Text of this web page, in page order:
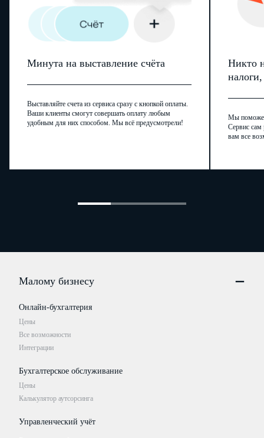
Минута на выставление счёта
Выставляйте счета из сервиса сразу с кнопкой оплаты.
Ваши клиенты смогут совершать оплату любым
удобным для них способом. Мы всё предусмотрели!
Никто
Мы
Сервис сам
вам все
Малому бизнесу
Онлайн-бухгалтерия
Цены
Все возможности
Интеграции
Бухгалтерское обслуживание
Цены
Калькулятор аутсорсинга
Управленческий учёт